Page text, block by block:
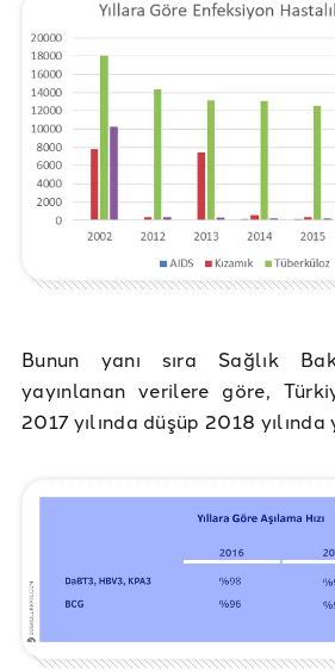
Bunun yanı sıra Sağlık
yayınlanan verilere göre,
2017 yılında düşüp 2018